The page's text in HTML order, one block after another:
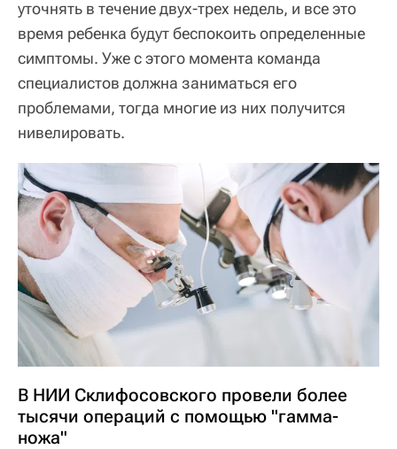
уточнять в течение двух-трех недель, и все это
время ребенка будут беспокоить определенные
симптомы. Уже с этого момента команда
специалистов должна заниматься его
проблемами, тогда многие из них получится
нивелировать.
В НИИ Склифосовского провели более
тысячи операций с помощью "гамма-
ножа"